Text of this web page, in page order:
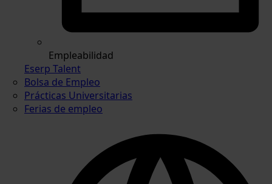
Empleabilidad
Eserp Talent
Bolsa de Empleo
Prácticas Universitarias
Ferias de empleo